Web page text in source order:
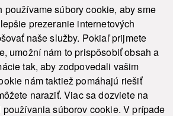
používame súbory cookie, aby sme
prezeranie internetových
naše služby. Pokiaľ prijmete
umožní nám to prispôsobiť obsah a
tak, aby zodpovedali vašim
nám taktiež pomáhajú riešiť
naraziť. Viac sa dozviete na
používania súborov cookie. V prípade
Odoslať